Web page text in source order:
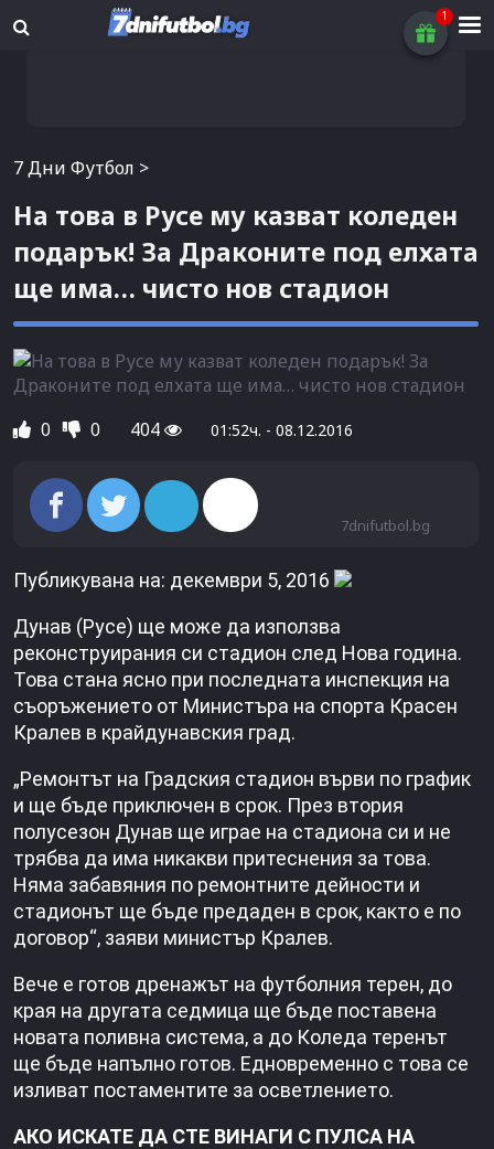
7 Дни Футбол >
На това в Русе му казват коледен
подарък! За Драконите под елхата
ще има… чисто нов стадион
0 0 404 01:52ч. - 08.12.2016
7dnifutbol.bg
Публикувана на: декември 5, 2016
Дунав (Русе) ще може да използва
реконструирания си стадион след Нова година.
Това стана ясно при последната инспекция на
съоръжението от Министъра на спорта Красен
Кралев в крайдунавския град.
„Ремонтът на Градския стадион върви по график
и ще бъде приключен в срок. През втория
полусезон Дунав ще играе на стадиона си и не
трябва да има никакви притеснения за това.
Няма забавяния по ремонтните дейности и
стадионът ще бъде предаден в срок, както е по
договор“, заяви министър Кралев.
Вече е готов дренажът на футболния терен, до
края на другата седмица ще бъде поставена
новата поливна система, а до Коледа теренът
ще бъде напълно готов. Едновременно с това се
изливат постаментите за осветлението.
АКО ИСКАТЕ ДА СТЕ ВИНАГИ С ПУЛСА НА